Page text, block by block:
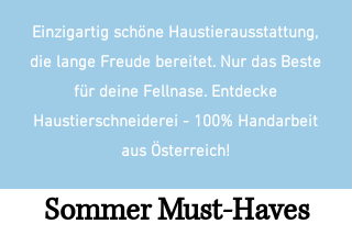
Einzigartig schöne Haustierausstattung,
die lange Freude bereitet. Nur das Beste
für deine Fellnase. Entdecke
Haustierschneiderei - 100% Handarbeit
aus Österreich!
Sommer Must-Haves